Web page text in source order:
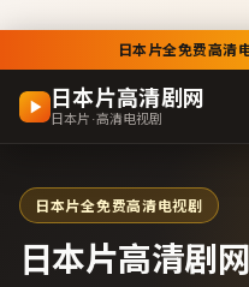
日本片全免费高清
日本片高清剧网
日本片 · 高清电视剧
日本片全免费高清电视剧
日本片高清剧网